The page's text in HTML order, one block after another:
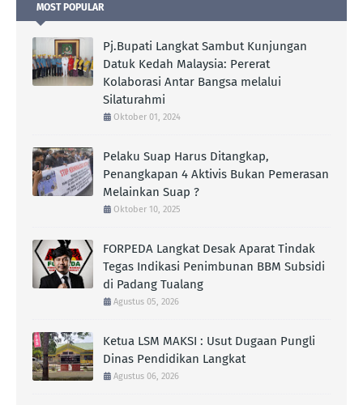
MOST POPULAR
Pj.Bupati Langkat Sambut Kunjungan
Datuk Kedah Malaysia: Pererat
Kolaborasi Antar Bangsa melalui
Silaturahmi
Oktober 01, 2024
Pelaku Suap Harus Ditangkap,
Penangkapan 4 Aktivis Bukan Pemerasan
Melainkan Suap ?
Oktober 10, 2025
FORPEDA Langkat Desak Aparat Tindak
Tegas Indikasi Penimbunan BBM Subsidi
di Padang Tualang
Agustus 05, 2026
Ketua LSM MAKSI : Usut Dugaan Pungli
Dinas Pendidikan Langkat
Agustus 06, 2026